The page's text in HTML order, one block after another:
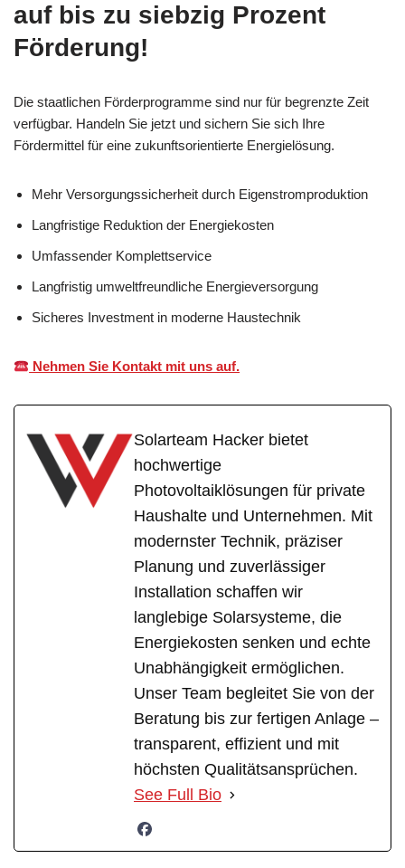
auf bis zu siebzig Prozent
Förderung!
Die staatlichen Förderprogramme sind nur für begrenzte Zeit
verfügbar. Handeln Sie jetzt und sichern Sie sich Ihre
Fördermittel für eine zukunftsorientierte Energielösung.
Mehr Versorgungssicherheit durch Eigenstromproduktion
Langfristige Reduktion der Energiekosten
Umfassender Komplettservice
Langfristig umweltfreundliche Energieversorgung
Sicheres Investment in moderne Haustechnik
Nehmen Sie Kontakt mit uns auf.
Solarteam Hacker bietet
hochwertige
Photovoltaiklösungen für private
Haushalte und Unternehmen. Mit
modernster Technik, präziser
Planung und zuverlässiger
Installation schaffen wir
langlebige Solarsysteme, die
Energiekosten senken und echte
Unabhängigkeit ermöglichen.
Unser Team begleitet Sie von der
Beratung bis zur fertigen Anlage –
transparent, effizient und mit
höchsten Qualitätsansprüchen.
See Full Bio